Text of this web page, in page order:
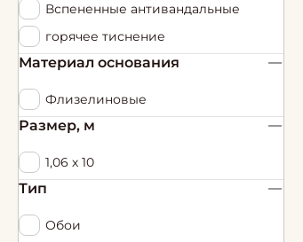
Эленато (ROSP)
Юна
Вспененные антивандальные
горячее тиснение
Материал основания
Флизелиновые
Размер, м
1,06 х 10
Тип
Обои